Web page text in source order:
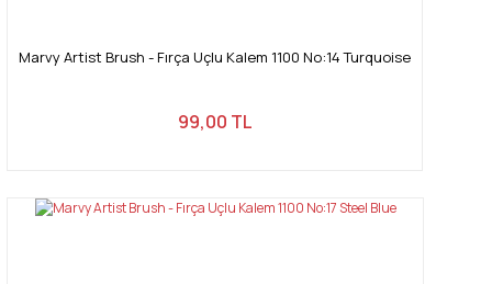
Marvy Artist Brush - Fırça Uçlu Kalem 1100 No:14 Turquoise
99,00 TL